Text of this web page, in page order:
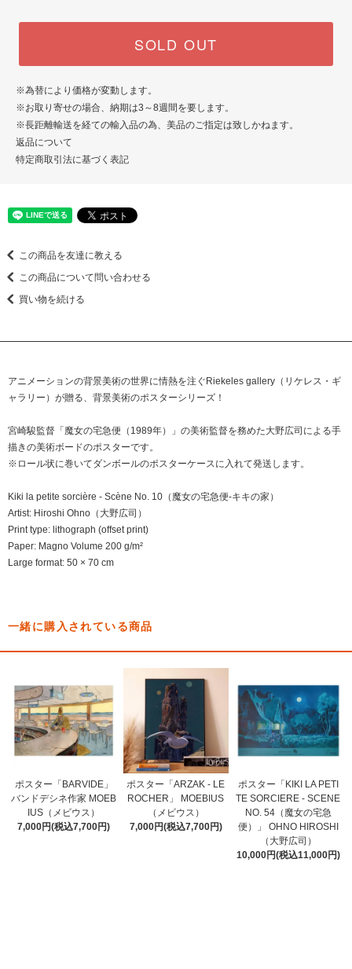
SOLD OUT
※為替により価格が変動します。
※お取り寄せの場合、納期は3～8週間を要します。
※長距離輸送を経ての輸入品の為、美品のご指定は致しかねます。
返品について
特定商取引法に基づく表記
この商品を友達に教える
この商品について問い合わせる
買い物を続ける
アニメーションの背景美術の世界に情熱を注ぐRiekeles gallery（リケレス・ギ
ャラリー）が贈る、背景美術のポスターシリーズ！
宮崎駿監督「魔女の宅急便（1989年）」の美術監督を務めた大野広司による手
描きの美術ボードのポスターです。
※ロール状に巻いてダンボールのポスターケースに入れて発送します。
Kiki la petite sorcière - Scène No. 10（魔女の宅急便-キキの家）
Artist: Hiroshi Ohno（大野広司）
Print type: lithograph (offset print)
Paper: Magno Volume 200 g/m²
Large format: 50 × 70 cm
一緒に購入されている商品
ポスター「BARVIDE」
バンドデシネ作家 MOEB
IUS（メビウス）
7,000円(税込7,700円)
ポスター「ARZAK - LE
ROCHER」 MOEBIUS
（メビウス）
7,000円(税込7,700円)
ポスター「KIKI LA PETI
TE SORCIERE - SCENE
NO. 54（魔女の宅急
便）」 OHNO HIROSHI
（大野広司）
10,000円(税込11,000円)